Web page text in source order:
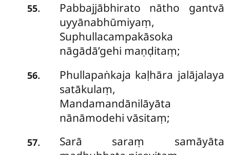
55.
Pabbajjābhirato nātho gantvā
uyyānabhūmiyaṃ,
Suphullacampakāsoka
nāgādā’gehi maṇḍitaṃ;
56.
Phullapaṅkaja kaḷhāra jalājalaya
satākulaṃ,
Mandamandānilāyāta
nānāmodehi vāsitaṃ;
57.
Sarā saraṃ samāyāta